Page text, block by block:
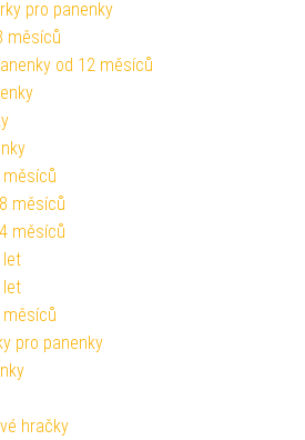
pro panenky
měsíců
od 12 měsíců
měsíců
měsíců
měsíců
let
let
měsíců
pro panenky
hračky